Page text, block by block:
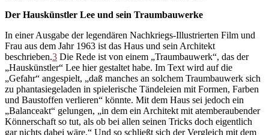
Der Hauskünstler Lee und sein Traumbauwerke
In einer Ausgabe der legendären Nachkriegs-Illustrierten Film und
Frau aus dem Jahr 1963 ist das Haus und sein Architekt
beschrieben.3 Die Rede ist von einem „Traumbauwerk“, das der
„Hauskünstler“ Lee hier gestaltet habe. Im Text wird auf die
„Gefahr“ angespielt, „daß manches an solchem Traumbauwerk sich
zu phantasiegeladen in spielerische Tändeleien mit Formen, Farben
und Baustoffen verlieren“ könnte. Mit dem Haus sei jedoch ein
„Balanceakt“ gelungen, „in dem ein Architekt mit atemberaubender
Könnerschaft so tut, als ob bei allen seinen Tricks doch eigentlich
gar nichts dabei wäre.“ Und so schließt sich der Vergleich mit dem